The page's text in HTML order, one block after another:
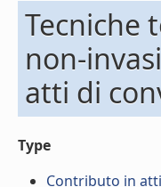
Tecniche
non-
atti di
Type
Contributo in